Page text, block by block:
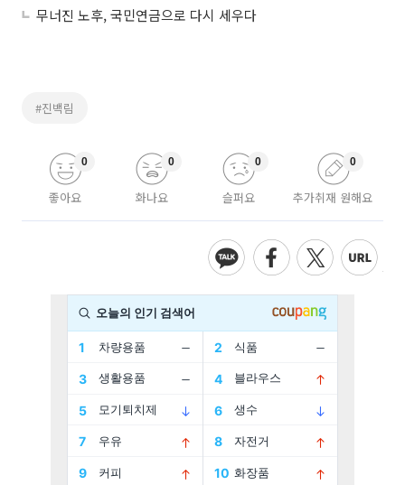
무너진 노후, 국민연금으로 다시 세우다
#진백림
좋아요
0
화나요
0
슬퍼요
0
추가취재 원해요
0